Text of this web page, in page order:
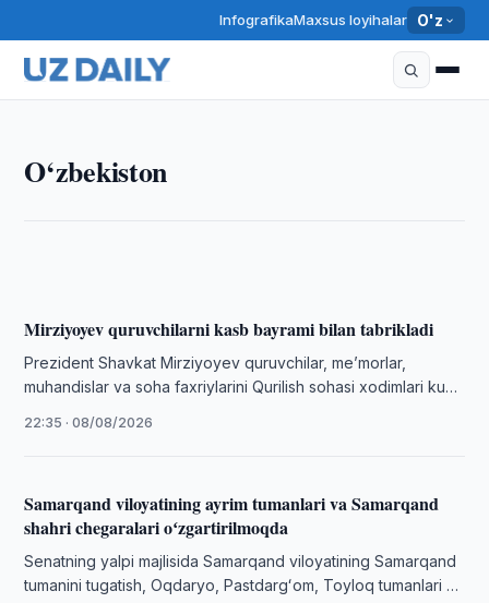
InfografikaMaxsus loyihalar O'z
O‘zbekiston
O‘zbekiston Jurnalistlar uyushmasi huzurida
Mirziyoyev quruvchilarni kasb bayrami bilan tabrikladi
Prezident Shavkat Mirziyoyev quruvchilar, meʼmorlar,
muhandislar va soha faxriylarini Qurilish sohasi xodimlari kuni
22:35 · 08/08/2026
Samarqand viloyatining ayrim tumanlari va Samarqand
shahri chegaralari oʻzgartirilmoqda
Senatning yalpi majlisida Samarqand viloyatining Samarqand
tumanini tugatish, Oqdaryo, Pastdargʻom, Toyloq tumanlari va